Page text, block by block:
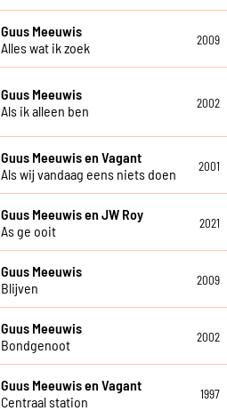
Guus Meeuwis
Alles wat ik zoek
2009
Guus Meeuwis
Als ik alleen ben
2002
Guus Meeuwis en Vagant
Als wij vandaag eens niets doen
2001
Guus Meeuwis en JW Roy
As ge ooit
2021
Guus Meeuwis
Blijven
2009
Guus Meeuwis
Bondgenoot
2002
Guus Meeuwis en Vagant
Centraal station
1997